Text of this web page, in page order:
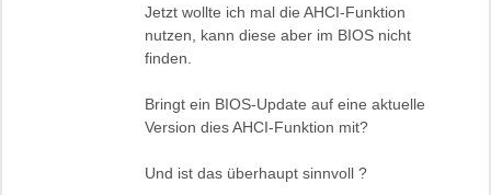
Jetzt wollte ich mal die AHCI-Funktion
nutzen, kann diese aber im BIOS nicht
finden.
Bringt ein BIOS-Update auf eine aktuelle
Version dies AHCI-Funktion mit?
Und ist das überhaupt sinnvoll ?